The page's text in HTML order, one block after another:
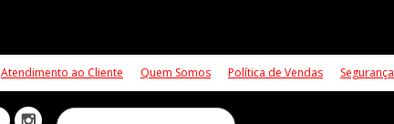
Atendimento ao Cliente Quem Somos Política de Vendas Segurança